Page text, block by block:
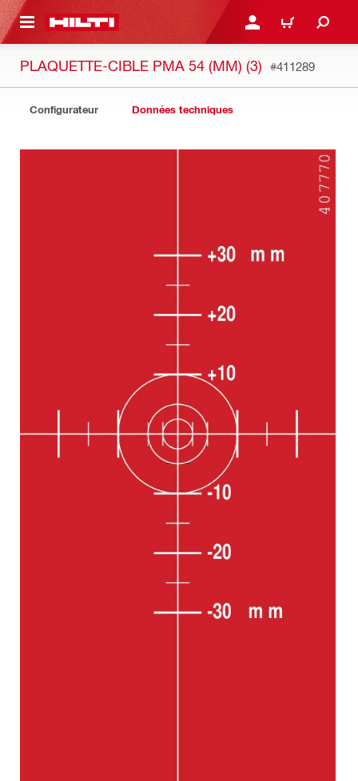
CONTENT CONNEXION OU
PANIER
PLAQUETTE-CIBLE PMA 54 (MM) (3) #411289
Configurateur Données techniques